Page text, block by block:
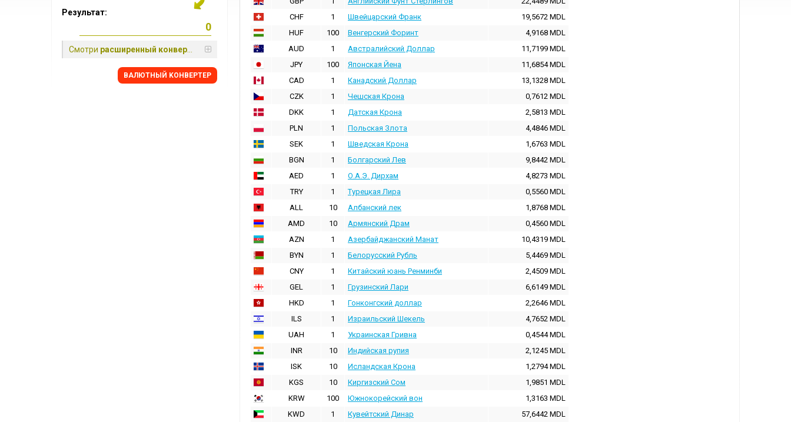
CHF
1 Швейцарский Франк 19,5672 MDL
HUF
100 Венгерский Форинт 4,9168 MDL
AUD
1 Австралийский Доллар 11,7199 MDL
JPY
100 Японская Йена 11,6854MDL
CAD
1 Канадский Доллар 13,1328 MDL
CZK
1 Чешская Крона 0,7612 MDL
DKK
1 Датская Крона 2,5813 MDL
PLN
1 Польская Злота 4,4846 MDL
SEK
1 Шведская Крона 1,6763 MDL
BGN
1 Болгарский Лев 9,8442 MDL
AED
1 О.А.Э. Дирхам 4,8273 MDL
TRY
1 Турецкая Лира 0,5560 MDL
ALL
10 Албанский лек 1,8768 MDL
AMD
10 Армянский Драм 0,4560 MDL
AZN
1 Азербайджанский Манат 10,4319 MDL
BYN
1 Белорусский Рубль 5,4469 MDL
CNY
1 Китайский юань Ренминби 2,4509 MDL
GEL
1 Грузинский Лари 6,6149 MDL
HKD
1 Гонконгский доллаp 2,2646 MDL
ILS
1 Израильский Шекель 4,7652 MDL
UAH
1 Украинская Гривна 0,4544MDL
INR
10 Индийская pупия 2,1245 MDL
ISK
10 Исландская Крона 1,2794MDL
KGS
10 Киргизский Сом 1,9851 MDL
KRW
100 Южнокорейский вон 1,3163 MDL
KWD
1 Кувейтский Динар 57,6442 MDL
Результат:
Смотри расширенный конвертер
BАЛЮТНЫЙ KОНВЕРТЕР